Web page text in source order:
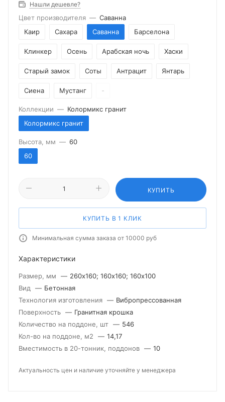
Нашли дешевле?
Цвет производителя — Саванна
Каир
Сахара Саванна Барселона
Клинкер Осень Арабская ночь Хаски
Старый замок Соты Антрацит Янтарь
Сиена Мустанг -
Коллекции — Колормикс гранит
Колормикс гранит
Высота, мм — 60
60
КУПИТЬ
КУПИТЬ В 1 КЛИК
Минимальная сумма заказа от 10000 руб
Характеристики
Размер, мм — 260х160; 160х160; 160х100
Вид
— Бетонная
Технология изготовления — Вибропрессованная
Поверхность — Гранитная крошка
Количество на поддоне, шт — 546
Кол-во на поддоне, м2
— 14,17
Вместимость в 20-тонник, поддонов — 10
Актуальность цен и наличие уточняйте у менеджера